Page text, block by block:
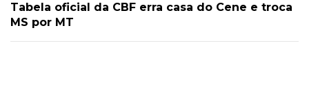
Tabela oficial da CBF erra casa do Cene e troca
MS por MT